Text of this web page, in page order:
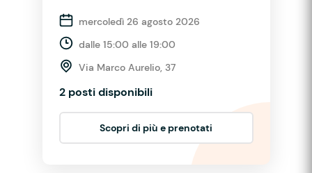
mercoledì 26 agosto 2026
dalle 15:00 alle 19:00
Via Marco Aurelio, 37
2 posti disponibili
Scopri di più e prenotati